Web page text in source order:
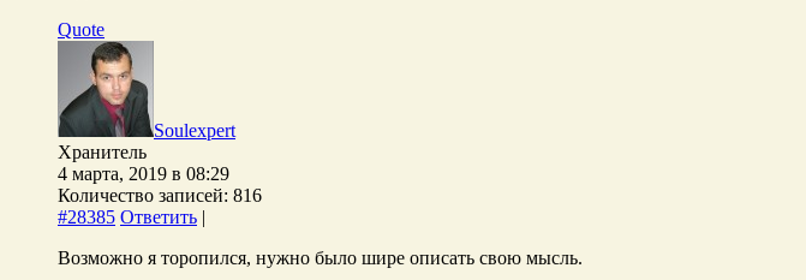
Quote
Soulexpert
Хранитель
4 марта, 2019 в 08:29
Количество записей: 816
#28385 Ответить |
Возможно я торопился, нужно было шире описать свою мысль.